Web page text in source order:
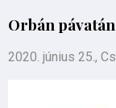
Orbán
2020. június 25.,